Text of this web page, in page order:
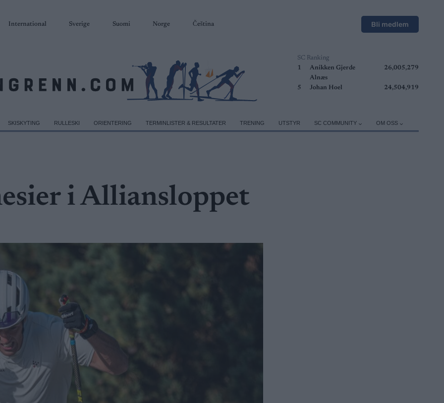
International Sverige Suomi Norge Čeština Bli medlem
SC Ranking
1
Anikken Gjerde
Alnæs
26,005,279
5 Johan Hoel 24,504,919
SKISKYTING RULLESKI ORIENTERING TERMINLISTER & RESULTATER TRENING UTSTYR SC COMMUNITY OM OSS
i Alliansloppet